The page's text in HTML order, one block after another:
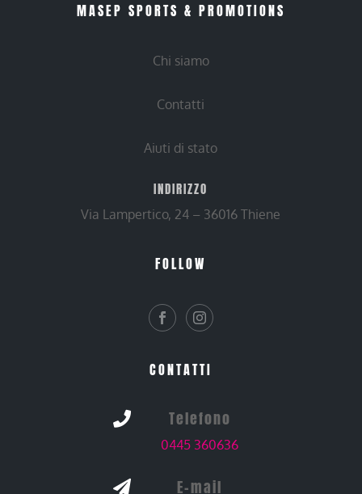
MASEP SPORTS & PROMOTIONS
Chi siamo
Contatti
Aiuti di stato
INDIRIZZO
Via Lampertico, 24 – 36016 Thiene
FOLLOW
CONTATTI
 Telefono
0445 360636
 E-mail